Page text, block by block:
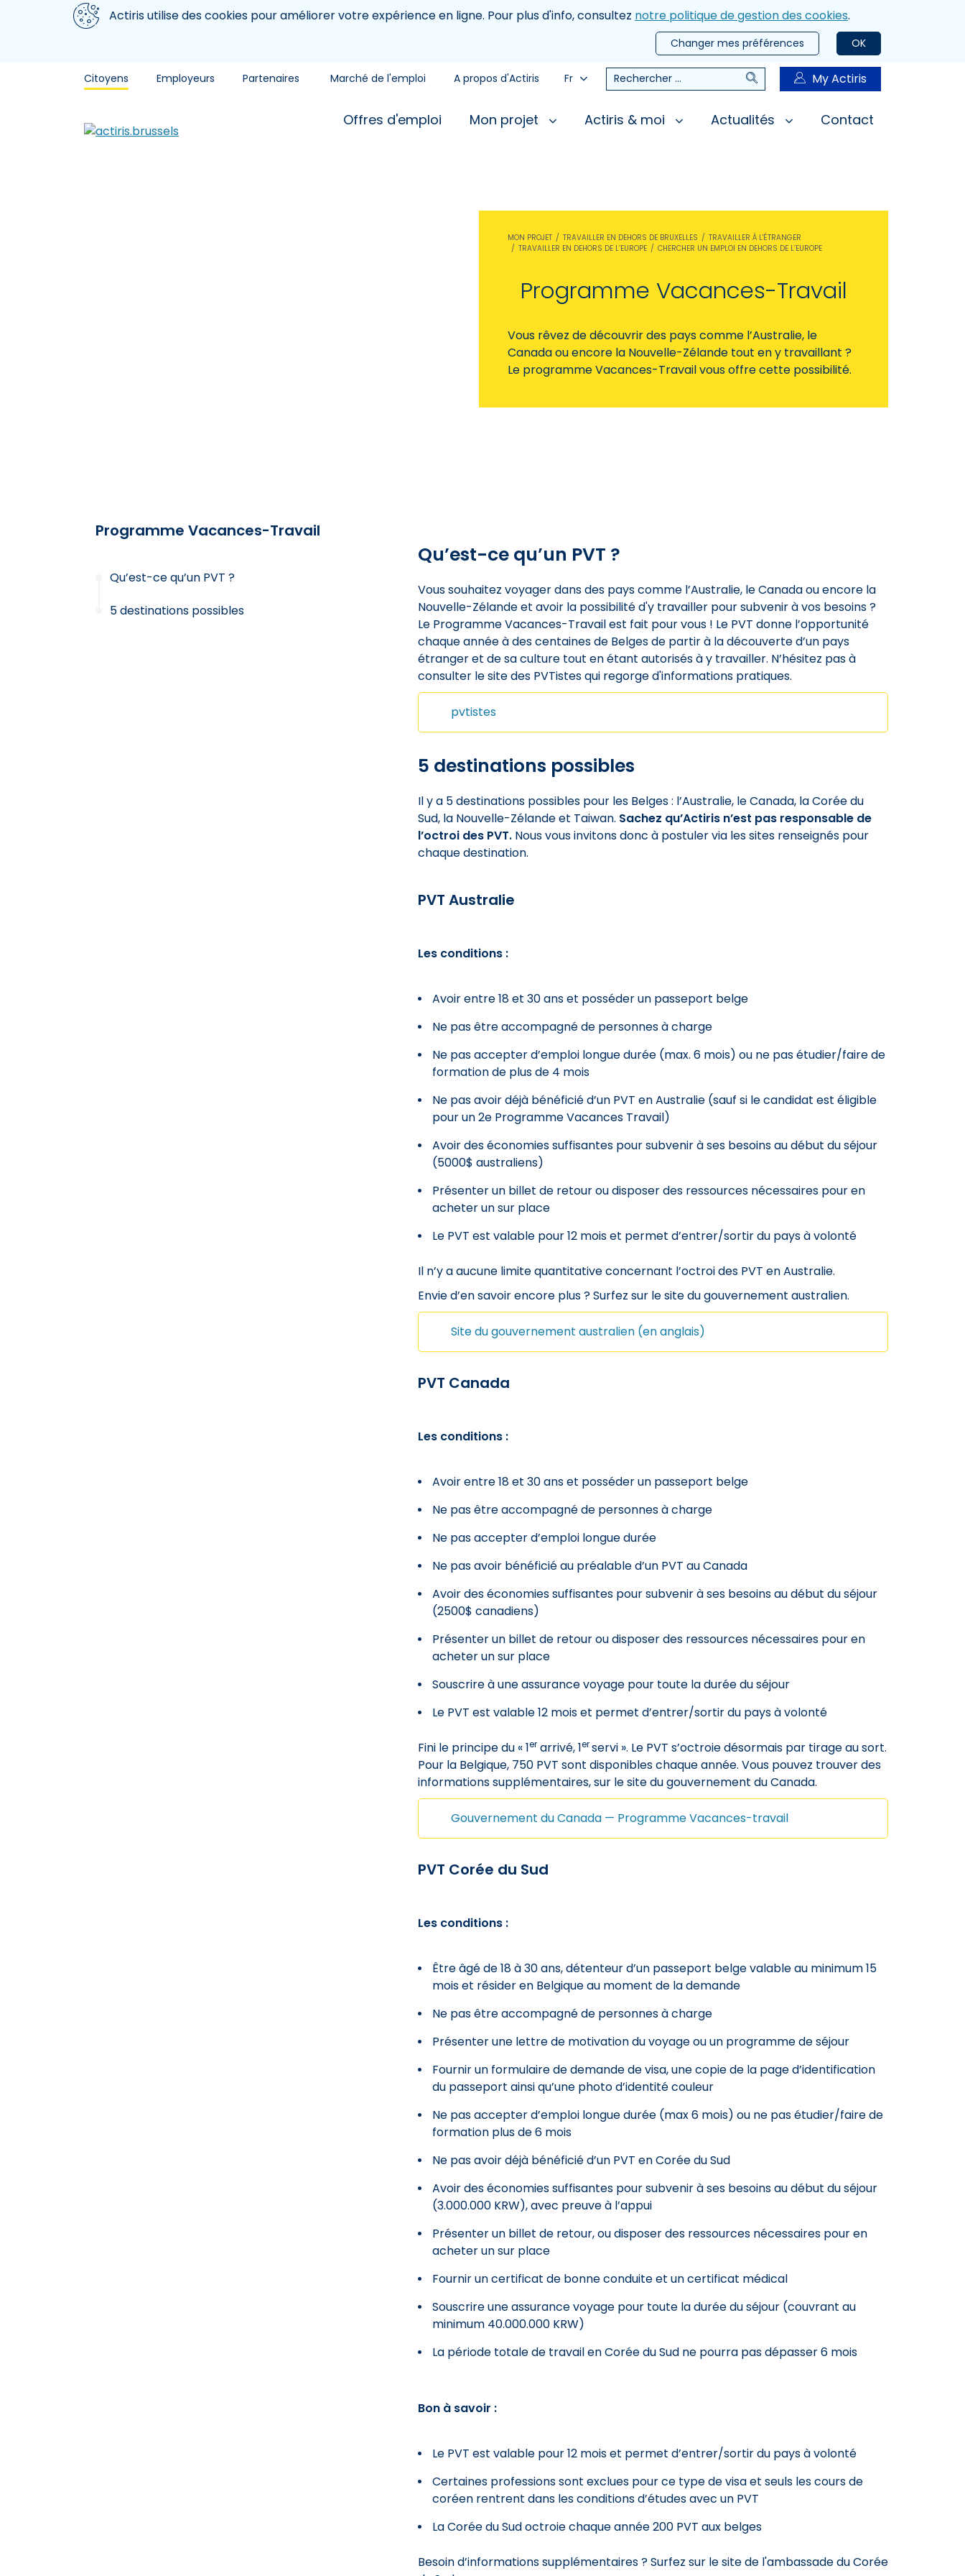
Aller au contenu principal
Nous utilisons des cookiesActiris utilise des cookies pour améliorer votre expérience en ligne. Pour plus d'info, consultez notre politique de gestion des cookies.
OK
Changer mes préférences
Citoyens Employeurs Partenaires Marché de l'emploi A propos d'Actiris Fr Rechercher RechercherMy Actiris
Offres d'emploi Mon projet Actiris & moi Actualités Contact
MON PROJET TRAVAILLER EN DEHORS DE BRUXELLES
TRAVAILLER À L'ÉTRANGER
TRAVAILLER EN DEHORS DE L’EUROPE
CHERCHER UN EMPLOI EN DEHORS DE L’EUROPE
Programme Vacances-Travail
Vous rêvez de découvrir des pays comme l’Australie, le
Canada ou encore la Nouvelle-Zélande tout en y travaillant ?
Le programme Vacances-Travail vous offre cette possibilité.
Programme Vacances-Travail
Qu’est-ce qu’un PVT ?
5 destinations possibles
Qu’est-ce qu’un PVT ?
Vous souhaitez voyager dans des pays comme l’Australie, le Canada ou encore la
Nouvelle-Zélande et avoir la possibilité d'y travailler pour subvenir à vos besoins ?
Le Programme Vacances-Travail est fait pour vous ! Le PVT donne l’opportunité
chaque année à des centaines de Belges de partir à la découverte d’un pays
étranger et de sa culture tout en étant autorisés à y travailler. N’hésitez pas à
consulter le site des PVTistes qui regorge d'informations pratiques.
pvtistes
5 destinations possibles
Il y a 5 destinations possibles pour les Belges : l’Australie, le Canada, la Corée du
Sud, la Nouvelle-Zélande et Taiwan. Sachez qu’Actiris n’est pas responsable de
l’octroi des PVT. Nous vous invitons donc à postuler via les sites renseignés pour
chaque destination.
PVT Australie
Les conditions :
Avoir entre 18 et 30 ans et posséder un passeport belge
Ne pas être accompagné de personnes à charge
Ne pas accepter d’emploi longue durée (max. 6 mois) ou ne pas étudier/faire de
formation de plus de 4 mois
Ne pas avoir déjà bénéficié d’un PVT en Australie (sauf si le candidat est éligible
pour un 2e Programme Vacances Travail)
Avoir des économies suffisantes pour subvenir à ses besoins au début du séjour
(5000$ australiens)
Présenter un billet de retour ou disposer des ressources nécessaires pour en
acheter un sur place
Le PVT est valable pour 12 mois et permet d’entrer/sortir du pays à volonté
Il n’y a aucune limite quantitative concernant l’octroi des PVT en Australie.
Envie d’en savoir encore plus ? Surfez sur le site du gouvernement australien.
Site du gouvernement australien (en anglais)
PVT Canada
Les conditions :
Avoir entre 18 et 30 ans et posséder un passeport belge
Ne pas être accompagné de personnes à charge
Ne pas accepter d’emploi longue durée
Ne pas avoir bénéficié au préalable d’un PVT au Canada
Avoir des économies suffisantes pour subvenir à ses besoins au début du séjour
(2500$ canadiens)
Présenter un billet de retour ou disposer des ressources nécessaires pour en
acheter un sur place
Souscrire à une assurance voyage pour toute la durée du séjour
Le PVT est valable 12 mois et permet d’entrer/sortir du pays à volonté
Fini le principe du « 1er arrivé, 1erservi ». Le PVT s’octroie désormais par tirage au sort.
Pour la Belgique, 750 PVT sont disponibles chaque année. Vous pouvez trouver des
informations supplémentaires, sur le site du gouvernement du Canada.
Gouvernement du Canada — Programme Vacances-travail
PVT Corée du Sud
Les conditions :
Être âgé de 18 à 30 ans, détenteur d’un passeport belge valable au minimum 15
mois et résider en Belgique au moment de la demande
Ne pas être accompagné de personnes à charge
Présenter une lettre de motivation du voyage ou un programme de séjour
Fournir un formulaire de demande de visa, une copie de la page d’identification
du passeport ainsi qu’une photo d’identité couleur
Ne pas accepter d’emploi longue durée (max 6 mois) ou ne pas étudier/faire de
formation plus de 6 mois
Ne pas avoir déjà bénéficié d’un PVT en Corée du Sud
Avoir des économies suffisantes pour subvenir à ses besoins au début du séjour
(3.000.000 KRW), avec preuve à l’appui
Présenter un billet de retour, ou disposer des ressources nécessaires pour en
acheter un sur place
Fournir un certificat de bonne conduite et un certificat médical
Souscrire une assurance voyage pour toute la durée du séjour (couvrant au
minimum 40.000.000 KRW)
La période totale de travail en Corée du Sud ne pourra pas dépasser 6 mois
Bon à savoir :
Le PVT est valable pour 12 mois et permet d’entrer/sortir du pays à volonté
Certaines professions sont exclues pour ce type de visa et seuls les cours de
coréen rentrent dans les conditions d’études avec un PVT
La Corée du Sud octroie chaque année 200 PVT aux belges
Besoin d’informations supplémentaires ? Surfez sur le site de l'ambassade du Corée